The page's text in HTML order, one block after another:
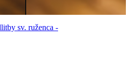
sv. ruženca -